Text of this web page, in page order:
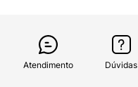
Atendimento Dúvidas